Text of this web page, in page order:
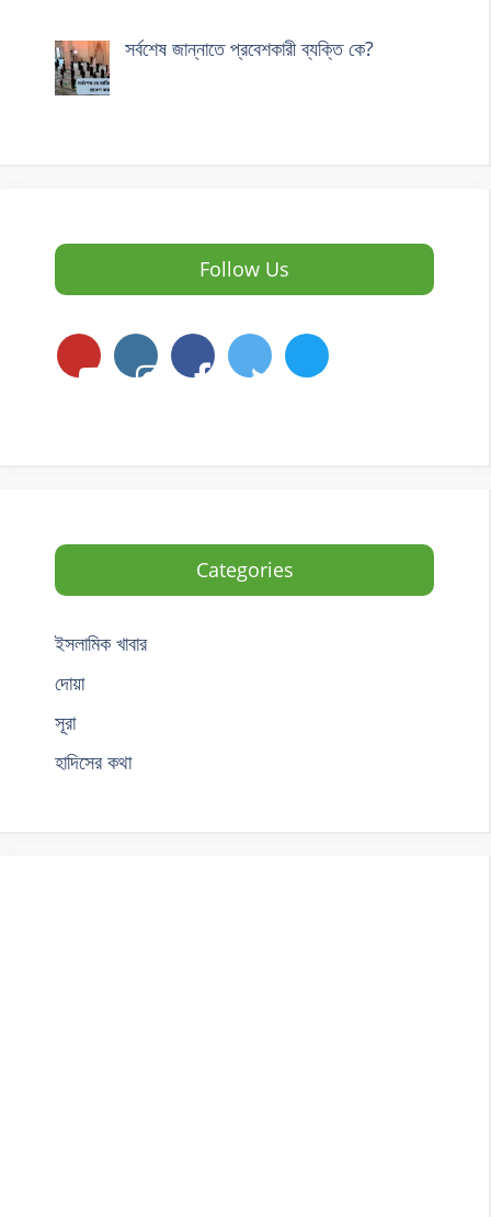
সর্বশেষ জান্নাতে প্রবেশকারী ব্যক্তি কে?
Follow Us
Categories
ইসলামিক খাবার
দোয়া
সূরা
হাদিসের কথা